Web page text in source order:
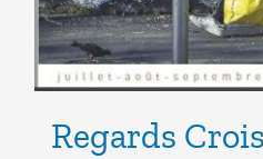
Regards